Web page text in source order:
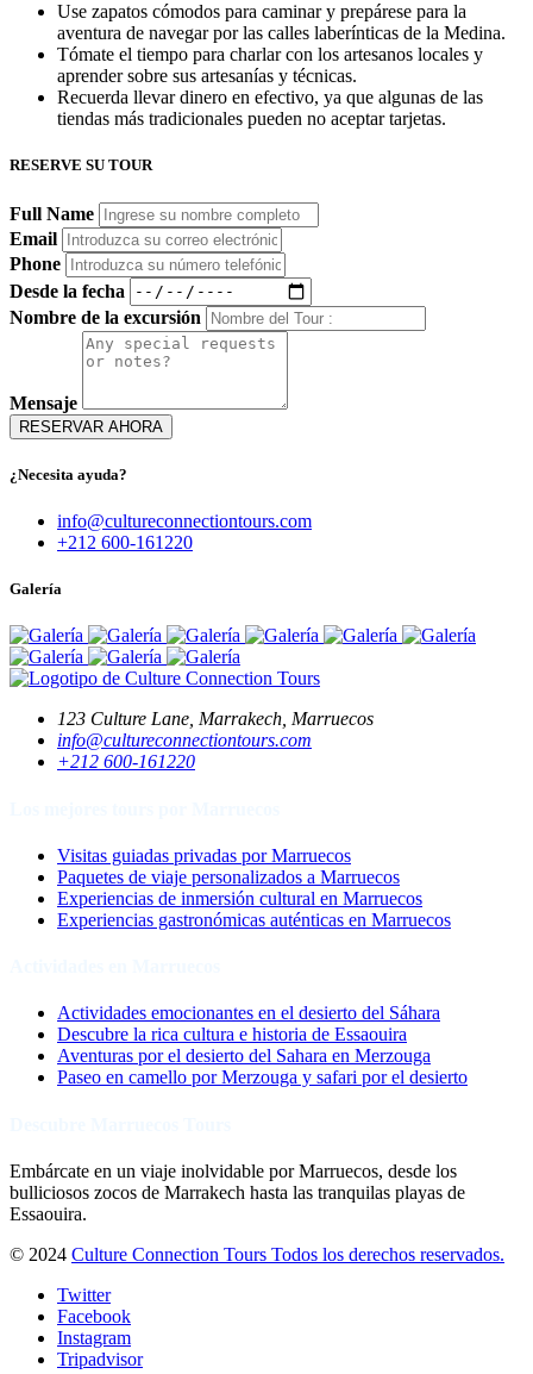
Use zapatos cómodos para caminar y prepárese para la
aventura de navegar por las calles laberínticas de la Medina.
Tómate el tiempo para charlar con los artesanos locales y
aprender sobre sus artesanías y técnicas.
Recuerda llevar dinero en efectivo, ya que algunas de las
tiendas más tradicionales pueden no aceptar tarjetas.
RESERVE SU TOUR
Full Name
Email
Phone
Desde la fecha
Nombre de la excursión
Mensaje
RESERVAR AHORA
¿Necesita ayuda?
info@cultureconnectiontours.com
+212 600-161220
Galería
123 Culture Lane, Marrakech, Marruecos
info@cultureconnectiontours.com
+212 600-161220
Visitas guiadas privadas por Marruecos
Paquetes de viaje personalizados a Marruecos
Experiencias de inmersión cultural en Marruecos
Experiencias gastronómicas auténticas en Marruecos
Actividades emocionantes en el desierto del Sáhara
Descubre la rica cultura e historia de Essaouira
Aventuras por el desierto del Sahara en Merzouga
Paseo en camello por Merzouga y safari por el desierto
Embárcate en un viaje inolvidable por Marruecos, desde los
bulliciosos zocos de Marrakech hasta las tranquilas playas de
Essaouira.
© 2024 Culture Connection Tours Todos los derechos reservados.
Twitter
Facebook
Instagram
Tripadvisor